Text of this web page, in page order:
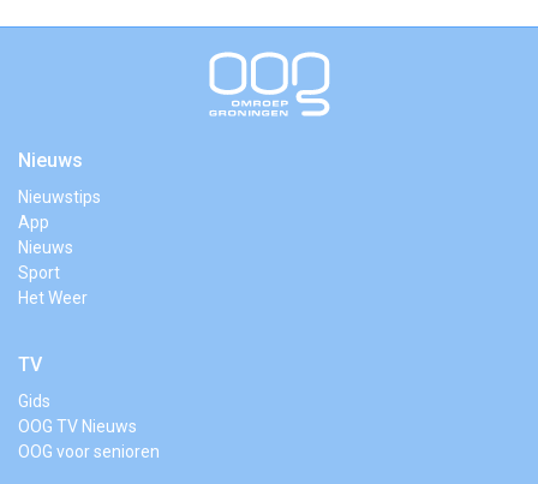
Nieuws
Nieuwstips
App
Nieuws
Sport
Het Weer
TV
Gids
OOG TV Nieuws
OOG voor senioren